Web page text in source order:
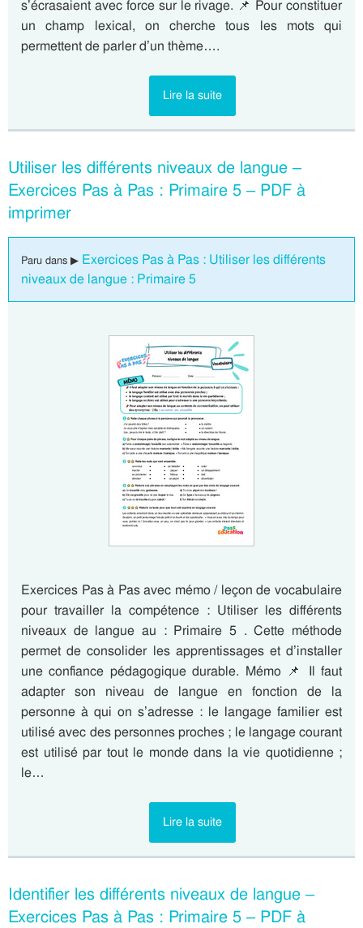
s’écrasaient avec force sur le rivage. 📌 Pour constituer
un champ lexical, on cherche tous les mots qui
permettent de parler d’un thème….
Lire la suite
Utiliser les différents niveaux de langue –
Exercices Pas à Pas : Primaire 5 – PDF à
imprimer
Paru dans ▶ Exercices Pas à Pas : Utiliser les différents
niveaux de langue : Primaire 5
Exercices Pas à Pas avec mémo / leçon de vocabulaire
pour travailler la compétence : Utiliser les différents
niveaux de langue au : Primaire 5 . Cette méthode
permet de consolider les apprentissages et d’installer
une confiance pédagogique durable. Mémo 📌 Il faut
adapter son niveau de langue en fonction de la
personne à qui on s’adresse : le langage familier est
utilisé avec des personnes proches ; le langage courant
est utilisé par tout le monde dans la vie quotidienne ;
le…
Lire la suite
Identifier les différents niveaux de langue –
Exercices Pas à Pas : Primaire 5 – PDF à